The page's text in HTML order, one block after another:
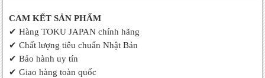
CAM KẾT SẢN PHẨM
✔ Hàng TOKU JAPAN chính hãng
✔ Chất lượng tiêu chuẩn Nhật Bản
✔ Bảo hành uy tín
✔ Giao hàng toàn quốc